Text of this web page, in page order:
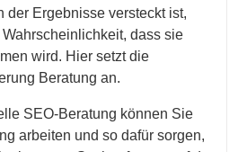
der Ergebnisse versteckt ist,
dass sie
wird. Hier setzt die
Beratung an.
SEO-Beratung können Sie
arbeiten und so dafür sorgen,